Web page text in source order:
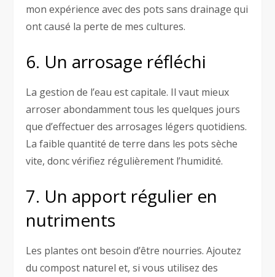
mon expérience avec des pots sans drainage qui
ont causé la perte de mes cultures.
6. Un arrosage réfléchi
La gestion de l’eau est capitale. Il vaut mieux
arroser abondamment tous les quelques jours
que d’effectuer des arrosages légers quotidiens.
La faible quantité de terre dans les pots sèche
vite, donc vérifiez régulièrement l’humidité.
7. Un apport régulier en
nutriments
Les plantes ont besoin d’être nourries. Ajoutez
du compost naturel et, si vous utilisez des